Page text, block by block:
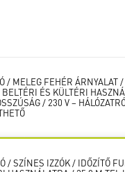
/ MELEG FEHÉR ÁRNYALAT /
ÉS KÜLTÉRI
/ 230 V –
/ SZÍNES IZZÓK / IDŐZÍTŐ